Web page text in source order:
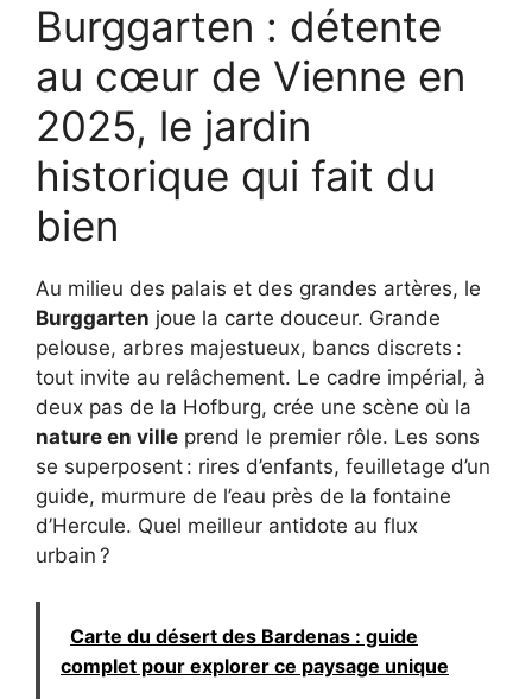
Burggarten : détente
au cœur de Vienne en
2025, le jardin
historique qui fait du
bien
Au milieu des palais et des grandes artères, le
Burggarten joue la carte douceur. Grande
pelouse, arbres majestueux, bancs discrets :
tout invite au relâchement. Le cadre impérial, à
deux pas de la Hofburg, crée une scène où la
nature en ville prend le premier rôle. Les sons
se superposent : rires d’enfants, feuilletage d’un
guide, murmure de l’eau près de la fontaine
d’Hercule. Quel meilleur antidote au flux
urbain ?
Carte du désert des Bardenas : guide
complet pour explorer ce paysage unique